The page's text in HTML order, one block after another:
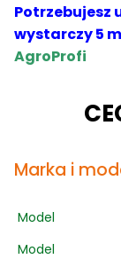
Potrzebujesz
wystarczy 5
AgroProfi
Marka i
Model
Model